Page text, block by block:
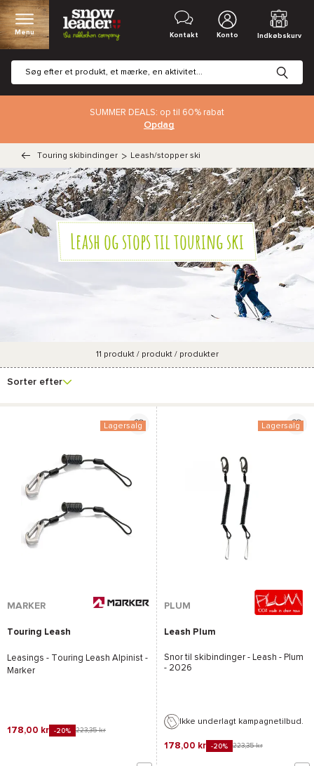
Menu Kontakt Konto Indkøbskurv
SUMMER DEALS: op til 60% rabat
Opdag
Touring skibindinger > Leash/stopper ski
Leash og stops til touring ski
Mærke Pris Forfremmelsesprocent
Farve
flere
11 produkt / produkt / produkter
Sorter efter
Lagersalg
MARKER
Touring Leash
Leasings -
Touring Leash Alpinist -
Marker
178,00 kr -20% 223,35 kr
Lagersalg
PLUM
Leash Plum
Snor til skibindinger - Leash - Plum
- 2026
Ikke underlagt kampagnetilbud.
178,00 kr -20% 223,35 kr